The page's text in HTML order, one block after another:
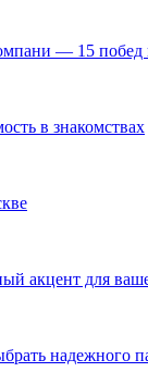
— 15 побед
в знакомствах
акцент для
надежного